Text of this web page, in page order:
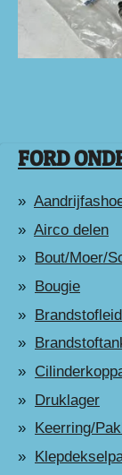
FORD
Airco delen
Bout/Moer/
Bougie
Druklager
Keerring/